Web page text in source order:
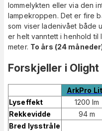
lommelykten eller via den
lampekroppen. Det er fire
som viser ladenivået både
er helt vanntett i henhold til
meter. To års (24
Forskjeller i
ArkPro
Lyseffekt
1200 lm
Rekkevidde
94 m
Bred lysstråle